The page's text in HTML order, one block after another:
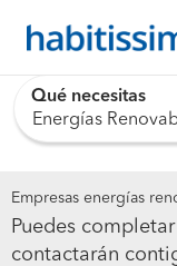
Qué necesitas
Empresas energías
Puedes
contactarán